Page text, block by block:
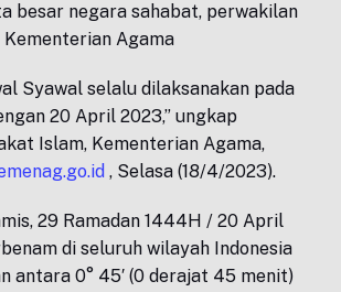
besar negara sahabat, perwakilan
Agama
Syawal selalu dilaksanakan pada
20 April 2023,” ungkap
Islam, Kementerian Agama,
, Selasa (18/4/2023).
29 Ramadan 1444H / 20 April
di seluruh wilayah Indonesia
antara 0° 45′ (0 derajat 45 menit)